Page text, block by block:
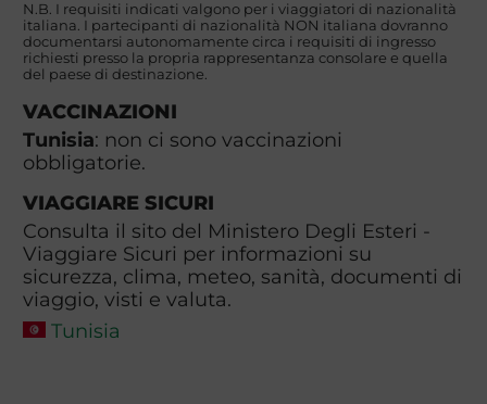
N.B. I requisiti indicati valgono per i viaggiatori di nazionalità
italiana. I partecipanti di nazionalità NON italiana dovranno
documentarsi autonomamente circa i requisiti di ingresso
richiesti presso la propria rappresentanza consolare e quella
del paese di destinazione.
VACCINAZIONI
Tunisia: non ci sono vaccinazioni
obbligatorie.
VIAGGIARE SICURI
Consulta il sito del Ministero Degli Esteri -
Viaggiare Sicuri per informazioni su
sicurezza, clima, meteo, sanità, documenti di
viaggio, visti e valuta.
Tunisia